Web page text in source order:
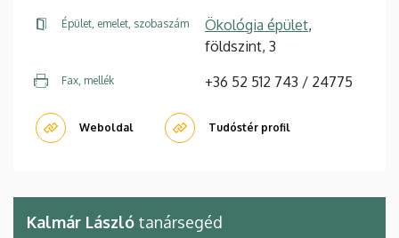
Épület, emelet, szobaszám Ökológia épület,
földszint, 3
Fax, mellék +36 52 512 743 / 24775
Weboldal Tudóstér profil
Kalmár László tanársegéd